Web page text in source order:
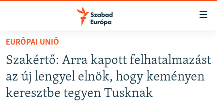
Akadálymentes
Ugrás
fő
oldalra
Ugrás
NAPIRENDEN
AKTUÁLIS
PODCASTOK
EURÓPAI UNIÓ
Szakértő: Arra kapott felhatalmazást
az új lengyel elnök, hogy keményen
keresztbe tegyen Tusknak
FELIRATKOZÁS